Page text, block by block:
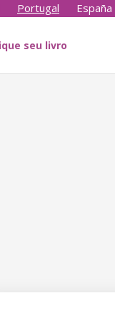
Portugal España
seu livro